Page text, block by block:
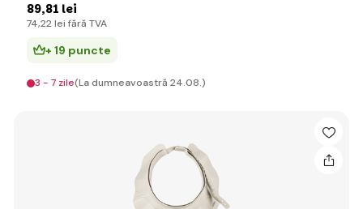
89,81 lei
74,22 lei fără TVA
+ 19 puncte
3 - 7 zile(La dumneavoastră 24.08.)